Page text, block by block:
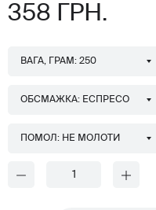
358 ГРН.
ВАГА, ГРАМ: 250
ОБСМАЖКА: ЕСПРЕСО
ПОМОЛ: НЕ МОЛОТИ